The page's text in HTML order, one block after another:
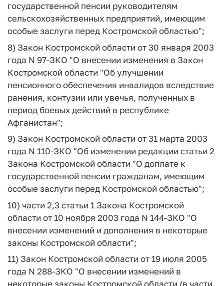
государственной пенсии руководителям
сельскохозяйственных предприятий, имеющим
особые заслуги перед Костромской областью";
8) Закон Костромской области от 30 января 2003
года N 97-ЗКО "О внесении изменения в Закон
Костромской области "Об улучшении
пенсионного обеспечения инвалидов вследствие
ранения, контузии или увечья, полученных в
период боевых действий в республике
Афганистан";
9) Закон Костромской области от 31 марта 2003
года N 110-ЗКО "Об изменении редакции статьи 2
Закона Костромской области "О доплате к
государственной пенсии гражданам, имеющим
особые заслуги перед Костромской областью";
10) части 2,3 статьи 1 Закона Костромской
области от 10 ноября 2003 года N 144-ЗКО "О
внесении изменений и дополнения в некоторые
законы Костромской области";
11) Закон Костромской области от 19 июля 2005
года N 288-ЗКО "О внесении изменений в
некоторые законы Костромской области (в части